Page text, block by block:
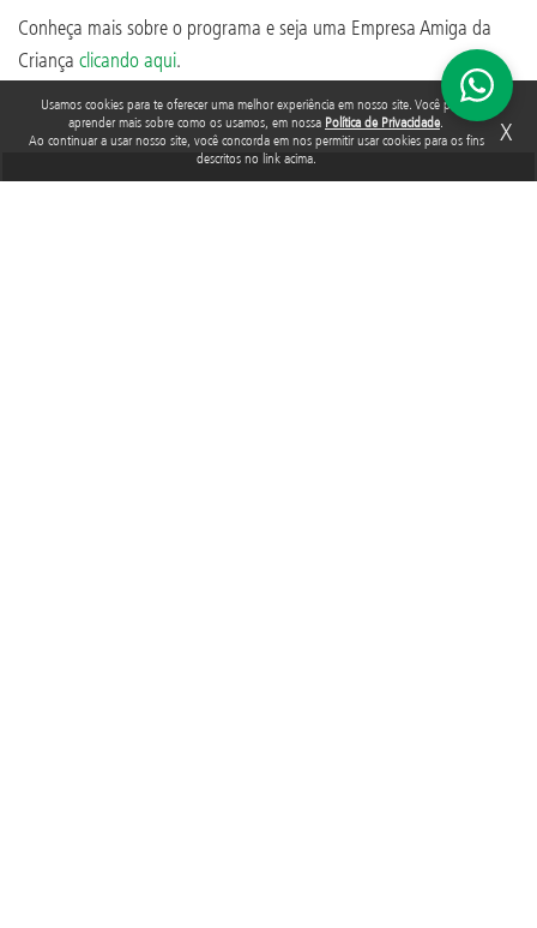
Usamos cookies para te oferecer uma melhor experiência em nosso site. Você pode
aprender mais sobre como os usamos, em nossa Política de Privacidade.
Ao continuar a usar nosso site, você concorda em nos permitir usar cookies para os fins
descritos no link acima.
X
Conheça mais sobre o programa e seja uma Empresa Amiga da
Criança clicando aqui.